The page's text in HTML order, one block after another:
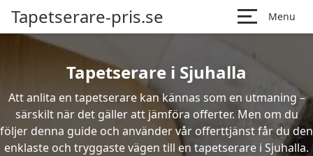
Tapetserare-pris.se Menu
Tapetserare i Sjuhalla
Att anlita en tapetserare kan kännas som en utmaning –
särskilt när det gäller att jämföra offerter. Men om du
följer denna guide och använder vår offerttjänst får du den
enklaste och tryggaste vägen till en tapetserare i Sjuhalla.